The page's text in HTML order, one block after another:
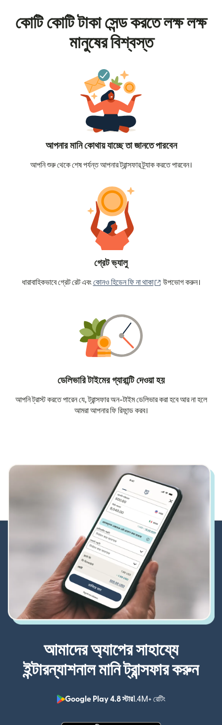
কোটি কোটি টাকা সেন্ড করতে লক্ষ লক্ষ
মানুষের বিশ্বস্ত
আপনার মানি কোথায় যাচ্ছে তা জানতে পারবেন
আপনি শুরু থেকে শেষ পর্যন্ত আপনার ট্রান্সফার ট্র্যাক করতে পারবেন।
গ্রেট ভ্যালু
ধারাবাহিকভাবে গ্রেট রেট এবংকোনও হিডেন ফি না থাকা (নতুন উইন্ডোতে খুলবে)
উপভোগ করুন।
ডেলিভারি টাইমের গ্যারান্টি দেওয়া হয়
আপনি ট্রাস্ট করতে পারেন যে, ট্রান্সফার অন-টাইম ডেলিভার করা হবে আর না হলে
আমরা আপনার ফি রিফান্ড করব।
আমাদের অ্যাপের সাহায্যে
ইন্টারন্যাশনাল মানি ট্রান্সফার করুন
Google Play 4.8 স্টার1.4M+ রেটিং